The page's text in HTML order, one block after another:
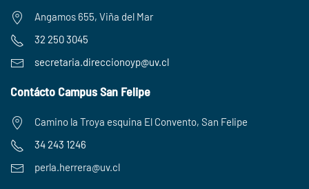
Angamos 655, Viña del Mar
32 250 3045
secretaria.direccionoyp@uv.cl
Contácto Campus San Felipe
Camino la Troya esquina El Convento, San Felipe
34 243 1246
perla.herrera@uv.cl